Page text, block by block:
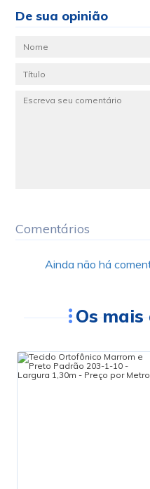
De sua opinião
Comentários
Ainda não há
Os mais